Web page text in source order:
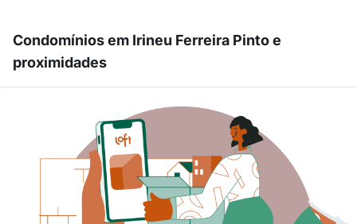
Condomínios em Irineu Ferreira Pinto e
proximidades